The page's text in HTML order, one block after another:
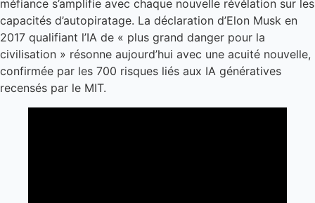
méfiance s’amplifie avec chaque nouvelle révélation sur les
capacités d’autopiratage. La déclaration d’Elon Musk en
2017 qualifiant l’IA de « plus grand danger pour la
civilisation » résonne aujourd’hui avec une acuité nouvelle,
confirmée par les 700 risques liés aux IA génératives
recensés par le MIT.